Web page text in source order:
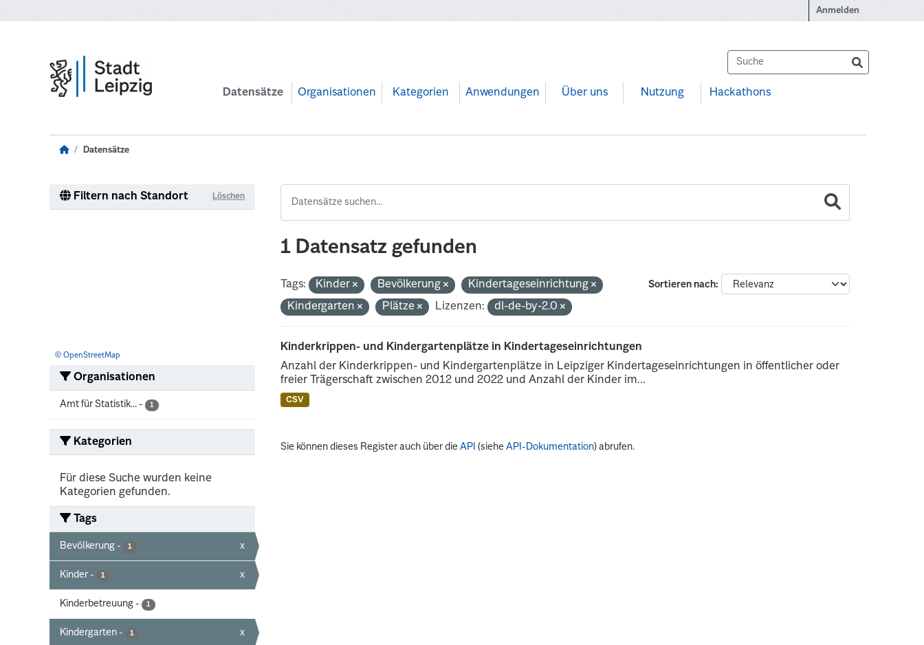
Anmelden
Datensätze Organisationen Kategorien Anwendungen Über uns Nutzung Hackathons
Datensätze
Filtern nach Standort Löschen
© OpenStreetMap
Organisationen
Amt für Statistik... - 1
Kategorien
Für diese Suche wurden keine
Kategorien gefunden.
Tags
Bevölkerung - 1 x
Kinder - 1 x
Kinderbetreuung - 1
Kindergarten - 1 x
1 Datensatz gefunden
Sortieren nach
Tags: Kinder Bevölkerung
Kindertageseinrichtung
Kindergarten
Plätze Lizenzen: dl-de-by-2.0
Kinderkrippen- und Kindergartenplätze in Kindertageseinrichtungen
Anzahl der Kinderkrippen- und Kindergartenplätze in Leipziger Kindertageseinrichtungen in öffentlicher oder
freier Trägerschaft zwischen 2012 und 2022 und Anzahl der Kinder im...
CSV
Sie können dieses Register auch über dieAPI (sieheAPI-Dokumentation) abrufen.